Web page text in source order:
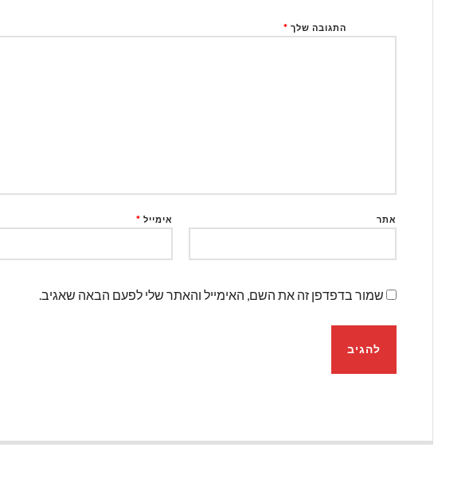
התגובה שלך *
אימייל * אתר
שמור בדפדפן זה את השם, האימייל והאתר שלי לפעם הבאה שאגיב.